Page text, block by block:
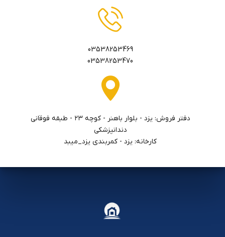
03538253469
03538253470
دفتر فروش: يزد - بلوار باهنر - كوچه ٢٣ - طبقه فوقاني
دندانپزشكي
کارخانه: یزد - کمربندی یزد_میبد